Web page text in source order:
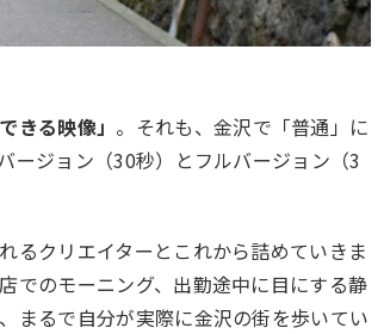
きる映像」 。それも、金沢で「普通」に
ージョン（30秒）とフルバージョン（3
るクリエイターとこれから詰めていきま
でのモーニング、出勤途中に目にする静
まるで自分が実際に金沢の街を歩いてい